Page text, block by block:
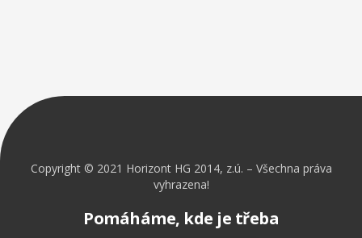
Copyright © 2021 Horizont HG 2014, z.ú. – Všechna práva
vyhrazena!
Pomáháme, kde je třeba